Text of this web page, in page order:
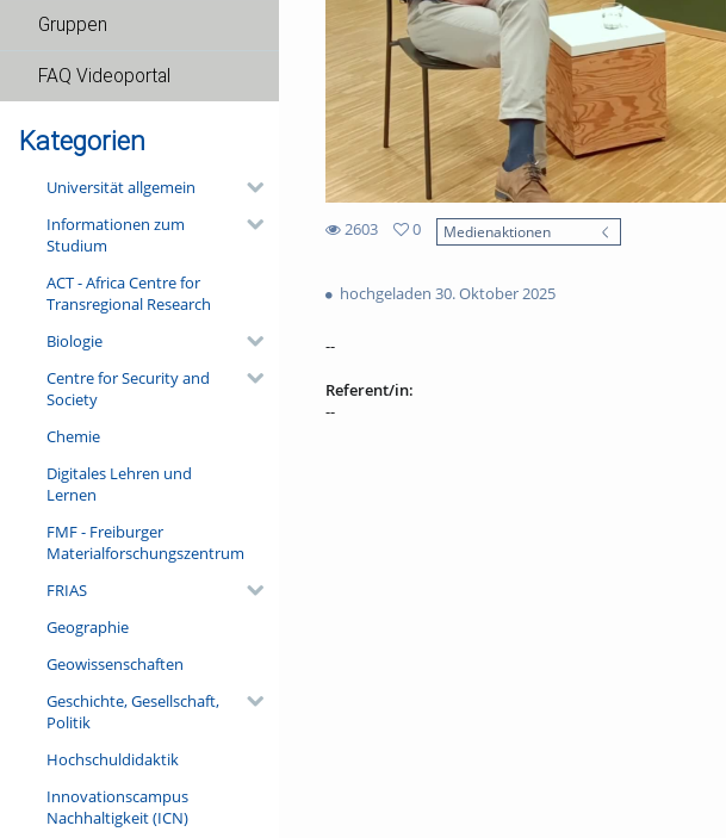
Gruppen
FAQ Videoportal
Kategorien
Universität allgemein
Informationen zum
Studium
ACT - Africa Centre for
Transregional Research
Biologie
Centre for Security and
Society
Chemie
Digitales Lehren und
Lernen
FMF - Freiburger
Materialforschungszentrum
FRIAS
Geographie
Geowissenschaften
Geschichte, Gesellschaft,
Politik
Hochschuldidaktik
Innovationscampus
Nachhaltigkeit (ICN)
2603
views
0
Medienaktionen
hochgeladen 30. Oktober 2025
--
Referent/in:
--